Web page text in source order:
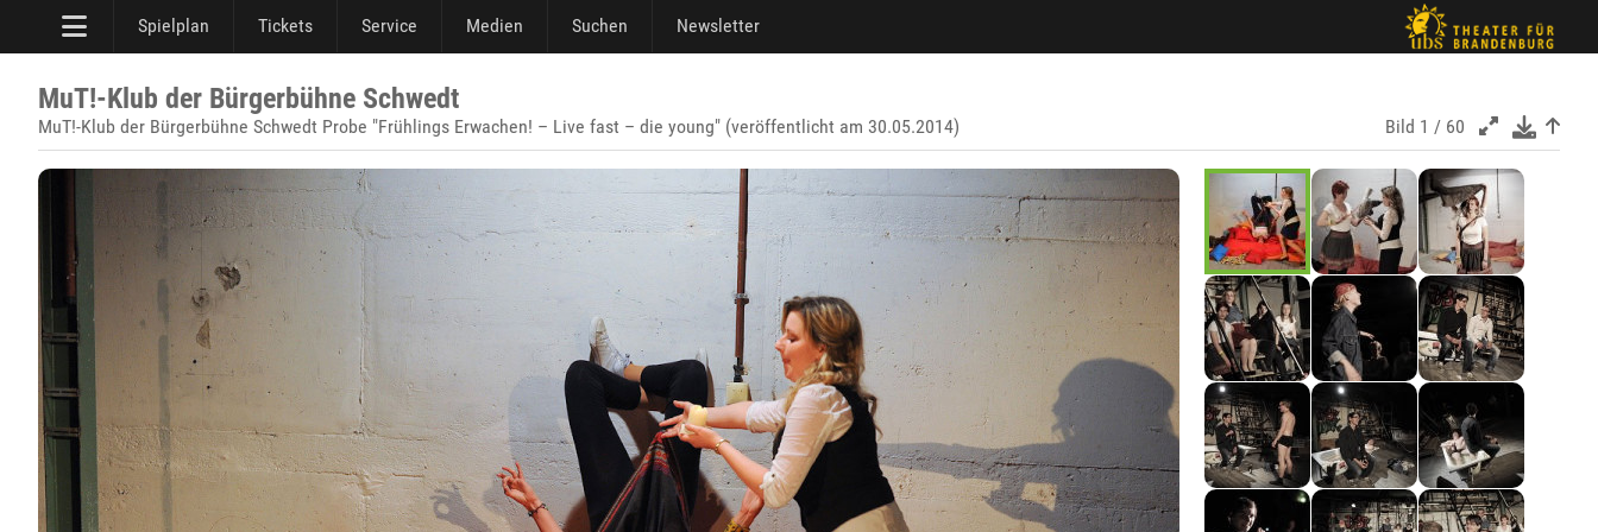
Spielplan Tickets Service Medien Suchen Newsletter
MuT!-Klub der Bürgerbühne Schwedt
MuT!-Klub der Bürgerbühne Schwedt Probe "Frühlings Erwachen! – Live fast – die young" (veröffentlicht am 30.05.2014) Bild 1 / 60